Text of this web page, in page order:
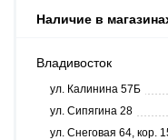
Наличие в
Владивосток
ул. Калинина 57Б
ул. Сипягина 28
ул. Снеговая 64, кор.